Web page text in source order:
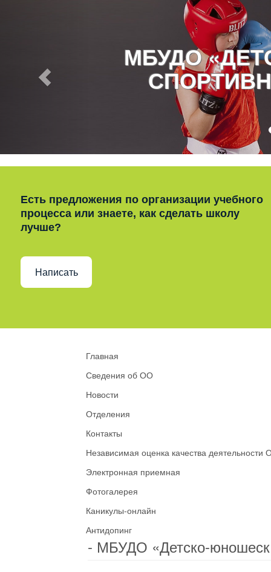
МБУДО
Есть предложения по организации учебного
процесса или знаете, как сделать школу
лучше?
Написать
Главная
Сведения об ОО
Новости
Отделения
Контакты
Независимая оценка качества деятельности
Электронная приемная
Фотогалерея
Каникулы-онлайн
Антидопинг
- МБУДО «Детско-